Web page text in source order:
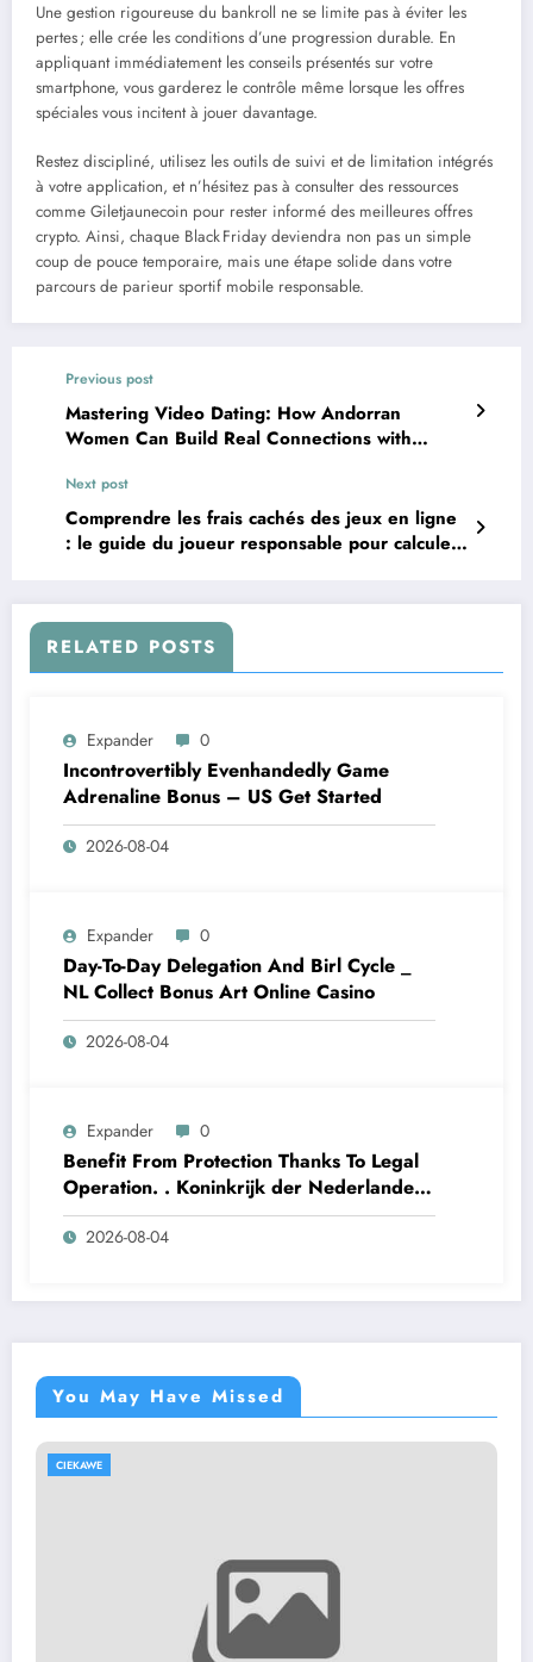
Une gestion rigoureuse du bankroll ne se limite pas à éviter les
pertes ; elle crée les conditions d’une progression durable. En
appliquant immédiatement les conseils présentés sur votre
smartphone, vous garderez le contrôle même lorsque les offres
spéciales vous incitent à jouer davantage.
Restez discipliné, utilisez les outils de suivi et de limitation intégrés
à votre application, et n’hésitez pas à consulter des ressources
comme Giletjaunecoin pour rester informé des meilleures offres
crypto. Ainsi, chaque Black Friday deviendra non pas un simple
coup de pouce temporaire, mais une étape solide dans votre
parcours de parieur sportif mobile responsable.
Previous post
Mastering Video Dating: How Andorran
Women Can Build Real Connections with
Next post
Comprendre les frais cachés des jeux en ligne
: le guide du joueur responsable pour calculer
RELATED POSTS
Expander 0
Incontrovertibly Evenhandedly Game
Adrenaline Bonus – US Get Started
2026-08-04
Expander 0
Day-To-Day Delegation And Birl Cycle _
NL Collect Bonus Art Online Casino
2026-08-04
Expander 0
Benefit From Protection Thanks To Legal
Operation. . Koninkrijk der Nederlanden
Win Big Today
https://www.luckymaxdutch.com/
2026-08-04
You May Have Missed